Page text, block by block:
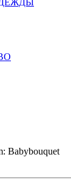
Babybouquet